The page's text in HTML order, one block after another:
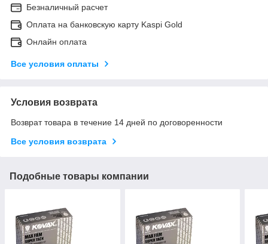
Безналичный расчет
Оплата на банковскую карту Kaspi Gold
Онлайн оплата
Все условия оплаты
Условия возврата
Возврат товара в течение 14 дней по договоренности
Все условия возврата
Подобные товары компании